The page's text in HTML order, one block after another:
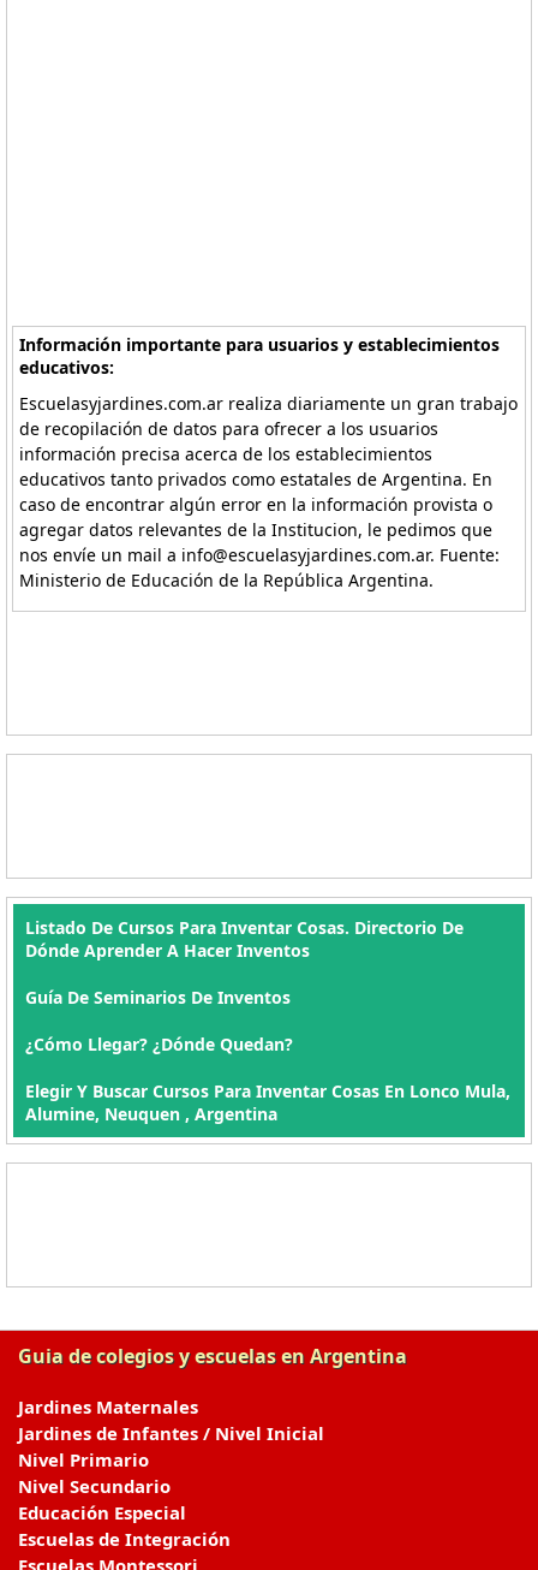
Información importante para usuarios y establecimientos
educativos:
Escuelasyjardines.com.ar realiza diariamente un gran trabajo
de recopilación de datos para ofrecer a los usuarios
información precisa acerca de los establecimientos
educativos tanto privados como estatales de Argentina. En
caso de encontrar algún error en la información provista o
agregar datos relevantes de la Institucion, le pedimos que
nos envíe un mail a info@escuelasyjardines.com.ar. Fuente:
Ministerio de Educación de la República Argentina.
Listado De Cursos Para Inventar Cosas. Directorio De
Dónde Aprender A Hacer Inventos
Guía De Seminarios De Inventos
¿Cómo Llegar? ¿Dónde Quedan?
Elegir Y Buscar Cursos Para Inventar Cosas En Lonco Mula,
Alumine, Neuquen , Argentina
Guia de colegios y escuelas en Argentina
Jardines Maternales
Jardines de Infantes / Nivel Inicial
Nivel Primario
Nivel Secundario
Educación Especial
Escuelas de Integración
Escuelas Montessori